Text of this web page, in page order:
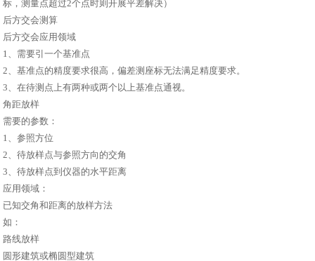
标，测量点超过2个点时则开展平差解决）
后方交会测算
后方交会应用领域
1、需要引一个基准点
2、基准点的精度要求很高，偏差测座标无法满足精度要求。
3、在待测点上有两种或两个以上基准点通视。
角距放样
需要的参数：
1、参照方位
2、待放样点与参照方向的交角
3、待放样点到仪器的水平距离
应用领域：
已知交角和距离的放样方法
如：
路线放样
圆形建筑或椭圆型建筑